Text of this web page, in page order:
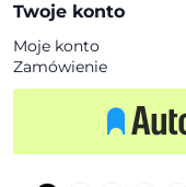
Twoje konto
Moje konto
Zamówienie